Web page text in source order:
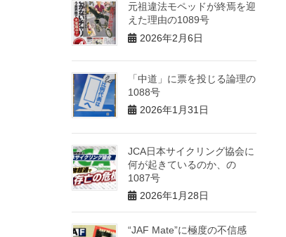
元祖違法モペッドが終焉を迎
えた理由の1089号
2026年2月6日
「中道」に票を投じる論理の
1088号
2026年1月31日
JCA日本サイクリング協会に
何が起きているのか、の
1087号
2026年1月28日
“JAF Mate”に極度の不信感